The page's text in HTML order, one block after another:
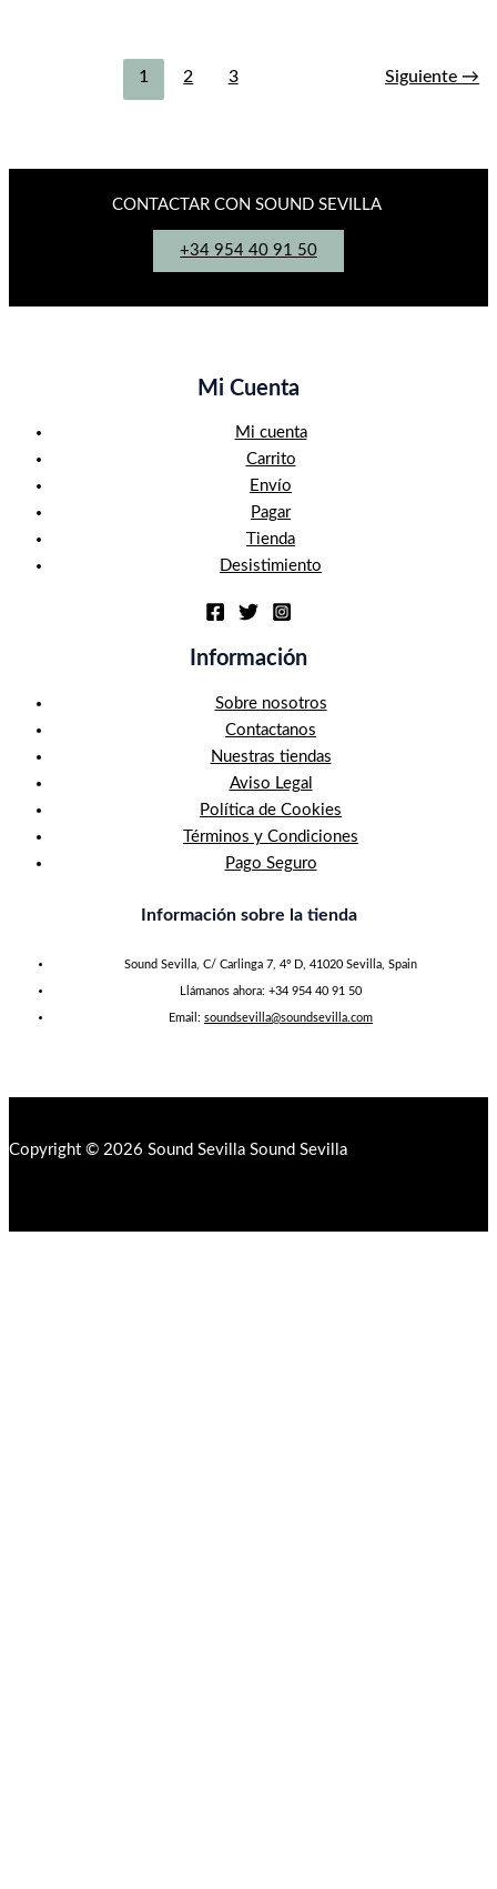
1 2 3 Siguiente →
CONTACTAR CON SOUND SEVILLA
+34 954 40 91 50
Mi Cuenta
Mi cuenta
Carrito
Envío
Pagar
Tienda
Desistimiento
Información
Sobre nosotros
Contactanos
Nuestras tiendas
Aviso Legal
Política de Cookies
Términos y Condiciones
Pago Seguro
Información sobre la tienda
Sound Sevilla, C/ Carlinga 7, 4º D, 41020 Sevilla, Spain
Llámanos ahora: +34 954 40 91 50
Email: soundsevilla@soundsevilla.com
Copyright © 2026 Sound Sevilla Sound Sevilla